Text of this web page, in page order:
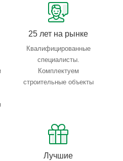
25 лет на рынке
Квалифицированные
специалисты.
Комплектуем
строительные объекты
Лучшие